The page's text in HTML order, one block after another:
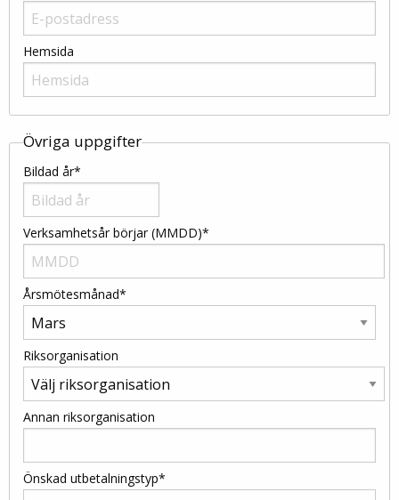
Hemsida
Övriga uppgifter
Bildad år*
Verksamhetsår börjar (MMDD)*
Årsmötesmånad*
Riksorganisation
Annan riksorganisation
Önskad utbetalningstyp*